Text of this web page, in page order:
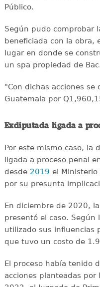
Público.
Según pudo comprobar
beneficiada con la obra,
lugar en donde se
un spa propiedad de
"Con dichas acciones se
Guatemala por
Exdiputada ligada a
Por este mismo caso, la
ligada a proceso penal
desde 2019 el
por su presunta
En diciembre de 2020,
presentó el caso. Según
utilizado sus influencias
que tuvo un costo de
El proceso había tenido
acciones planteadas